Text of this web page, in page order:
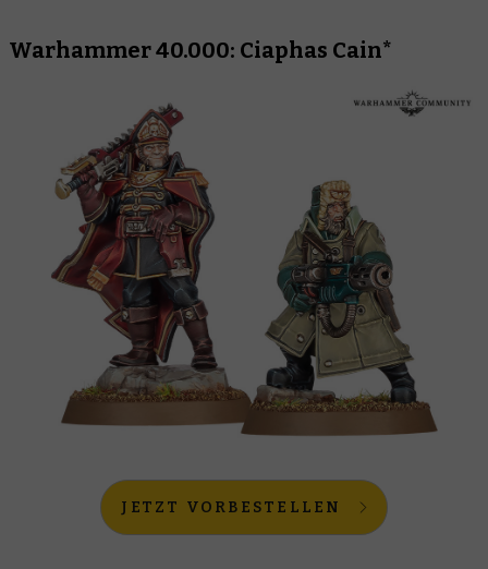
Warhammer 40.000: Ciaphas Cain*
JETZT VORBESTELLEN